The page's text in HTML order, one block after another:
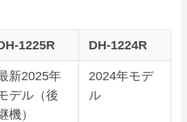
DH‑1224R
新2025年
デル（後
機）
2024年モデ
ル